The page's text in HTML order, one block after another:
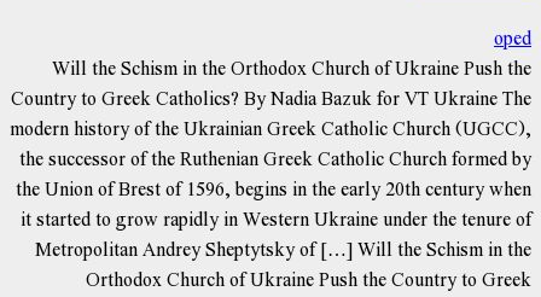
oped
Will the Schism in the Orthodox Church of Ukraine Push the
Country to Greek Catholics? By Nadia Bazuk for VT Ukraine The
modern history of the Ukrainian Greek Catholic Church (UGCC),
the successor of the Ruthenian Greek Catholic Church formed by
the Union of Brest of 1596, begins in the early 20th century when
it started to grow rapidly in Western Ukraine under the tenure of
Metropolitan Andrey Sheptytsky of […] Will the Schism in the
Orthodox Church of Ukraine Push the Country to Greek